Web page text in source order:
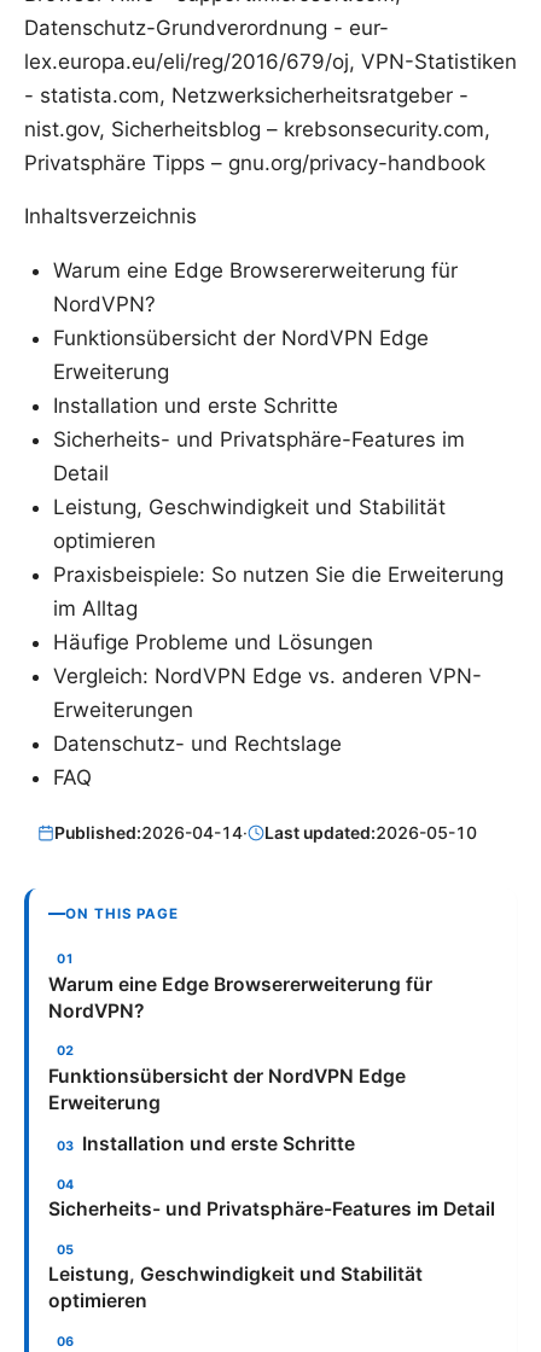
Datenschutz-Grundverordnung - eur-
lex.europa.eu/eli/reg/2016/679/oj, VPN-Statistiken
- statista.com, Netzwerksicherheitsratgeber -
nist.gov, Sicherheitsblog – krebsonsecurity.com,
Privatsphäre Tipps – gnu.org/privacy-handbook
Inhaltsverzeichnis
Warum eine Edge Browsererweiterung für
NordVPN?
Funktionsübersicht der NordVPN Edge
Erweiterung
Installation und erste Schritte
Sicherheits- und Privatsphäre-Features im
Detail
Leistung, Geschwindigkeit und Stabilität
optimieren
Praxisbeispiele: So nutzen Sie die Erweiterung
im Alltag
Häufige Probleme und Lösungen
Vergleich: NordVPN Edge vs. anderen VPN-
Erweiterungen
Datenschutz- und Rechtslage
FAQ
Published:2026-04-14· Last updated:2026-05-10
ON THIS PAGE
Warum eine Edge Browsererweiterung für
NordVPN?
Funktionsübersicht der NordVPN Edge
Erweiterung
Installation und erste Schritte
Sicherheits- und Privatsphäre-Features im Detail
Leistung, Geschwindigkeit und Stabilität
optimieren